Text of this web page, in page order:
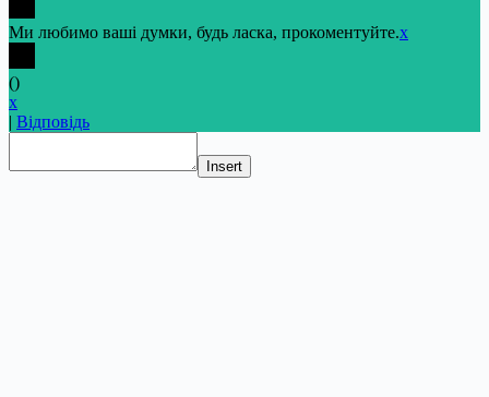
Ми любимо ваші думки, будь ласка, прокоментуйте.x
()
x
| Відповідь
Insert